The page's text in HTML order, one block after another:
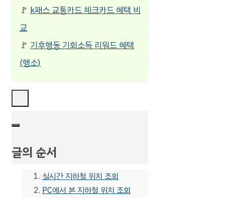
🚩 k패스 교통카드 체크카드 혜택 비
교
🚩 기후행동 기회소득 리워드 혜택
(행소)
글의 순서
실시간 지하철 위치 조회
PC에서 본 지하철 위치 조회